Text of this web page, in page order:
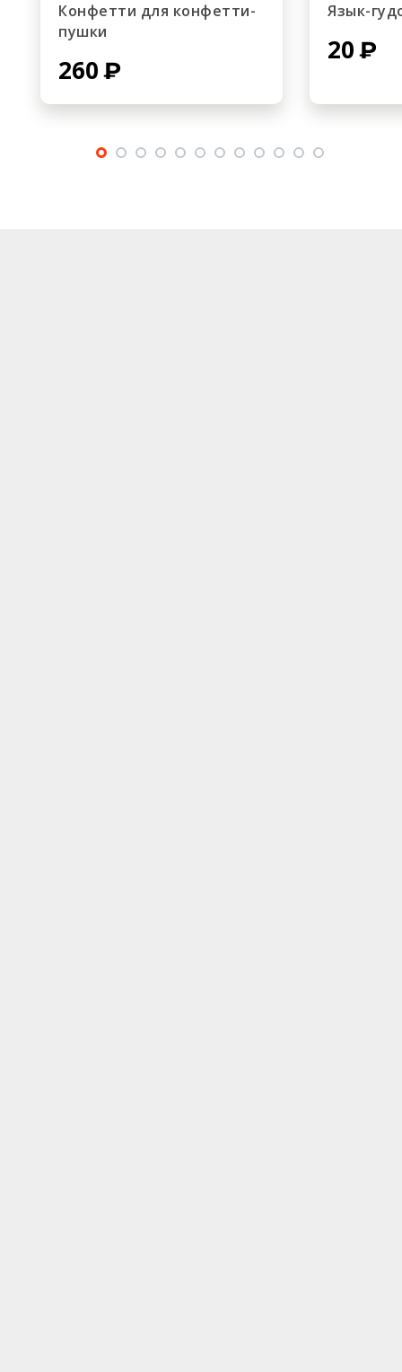
Конфетти для конфетти-
пушки
260
Язык-
20